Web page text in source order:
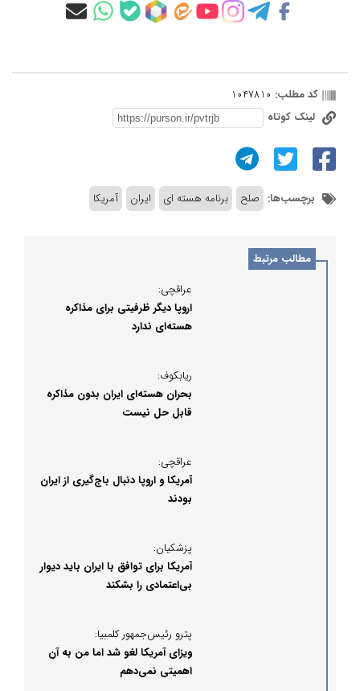
کد مطلب: 1047810
لینک کوتاه
برچسب‌ها: صلح برنامه هسته ای ایران آمریکا
مطالب مرتبط
عراقچی:
اروپا دیگر ظرفیتی برای مذاکره
هسته‌ای ندارد
ریابکوف:
بحران هسته‌ای ایران بدون مذاکره
قابل حل نیست
عراقچی:
آمریکا و اروپا دنبال باج‌گیری از ایران
بودند
پزشکیان:
آمریکا برای توافق با ایران باید دیوار
بی‌اعتمادی را بشکند
پترو رئیس‌جمهور کلمبیا:
ویزای آمریکا لغو شد اما من به آن
اهمیتی نمی‌دهم